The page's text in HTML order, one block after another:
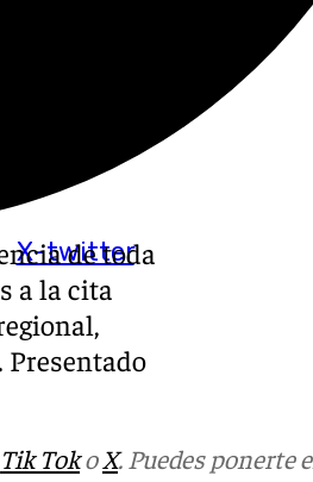
X-twitter
de toda
a la cita
Presentado
Tik TokoX. Puedes ponerte